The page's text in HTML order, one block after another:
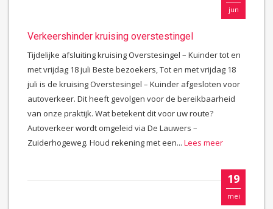
jun
Verkeershinder kruising overstestingel
Tijdelijke afsluiting kruising Overstesingel – Kuinder tot en
met vrijdag 18 juli Beste bezoekers, Tot en met vrijdag 18
juli is de kruising Overstesingel – Kuinder afgesloten voor
autoverkeer. Dit heeft gevolgen voor de bereikbaarheid
van onze praktijk. Wat betekent dit voor uw route?
Autoverkeer wordt omgeleid via De Lauwers –
Zuiderhogeweg. Houd rekening met een... Lees meer
19
mei